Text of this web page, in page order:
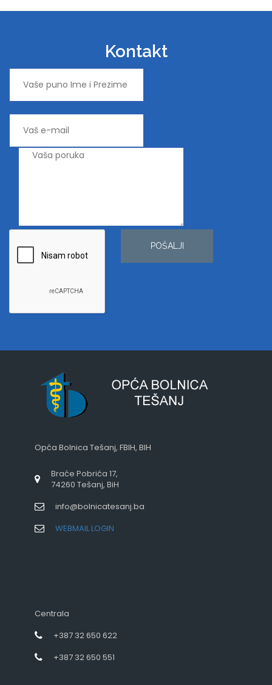
Kontakt
POŠALJI
Opća Bolnica Tešanj, FBIH, BIH
Braće Pobrića 17,
74260 Tešanj, BiH
info@bolnicatesanj.ba
WEBMAIL LOGIN
Centrala
+387 32 650 622
+387 32 650 551